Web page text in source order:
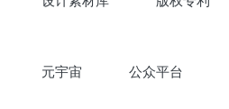
元宇宙 公众平台